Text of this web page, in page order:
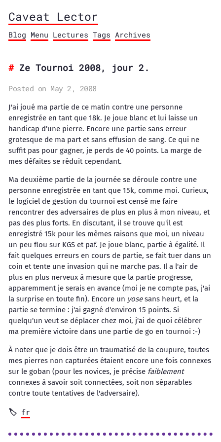
Caveat Lector
Blog Menu Lectures Tags Archives
Ze Tournoi 2008, jour 2.
Posted on May 2, 2008
J'ai joué ma partie de ce matin contre une personne
enregistrée en tant que 18k. Je joue blanc et lui laisse un
handicap d'une pierre. Encore une partie sans erreur
grotesque de ma part et sans effusion de sang. Ce qui ne
suffit pas pour gagner, je perds de 40 points. La marge de
mes défaites se réduit cependant.
Ma deuxième partie de la journée se déroule contre une
personne enregistrée en tant que 15k, comme moi. Curieux,
le logiciel de gestion du tournoi est censé me faire
rencontrer des adversaires de plus en plus à mon niveau, et
pas des plus forts. En discutant, il se trouve qu'il est
enregistré 15k pour les mêmes raisons que moi, un niveau
un peu flou sur KGS et paf. Je joue blanc, partie à égalité. Il
fait quelques erreurs en cours de partie, se fait tuer dans un
coin et tente une invasion qui ne marche pas. Il a l'air de
plus en plus nerveux à mesure que la partie progresse,
apparemment je serais en avance (moi je ne compte pas, j'ai
la surprise en toute fin). Encore un yosesans heurt, et la
partie se termine : j'ai gagné d'environ 15 points. Si
quelqu'un veut se déplacer chez moi, j'ai de quoi célébrer
ma première victoire dans une partie de go en tournoi :-)
À noter que je dois être un traumatisé de la coupure, toutes
mes pierres non capturées étaient encore une fois connexes
sur le goban (pour les novices, je précise faiblement
connexes à savoir soit connectées, soit non séparables
contre toute tentatives de l'adversaire).
fr